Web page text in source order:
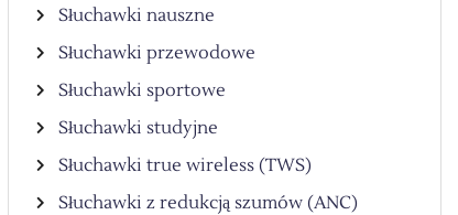
Słuchawki nauszne
Słuchawki przewodowe
Słuchawki sportowe
Słuchawki studyjne
Słuchawki true wireless (TWS)
Słuchawki z redukcją szumów (ANC)